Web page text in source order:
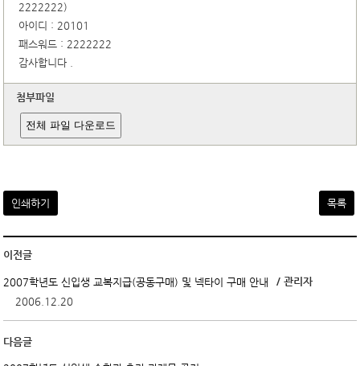
2222222)
아이디 : 20101
패스워드 : 2222222
감사합니다 .
첨부파일
전체 파일 다운로드
인쇄하기 목록
이전글
2007학년도 신입생 교복지급(공동구매) 및 넥타이 구매 안내
/ 관리자
2006.12.20
다음글